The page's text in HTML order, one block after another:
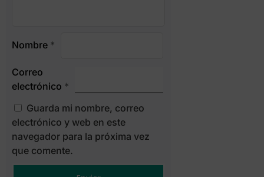
Nombre *
Correo
electrónico *
Guarda mi nombre, correo
electrónico y web en este
navegador para la próxima vez
que comente.